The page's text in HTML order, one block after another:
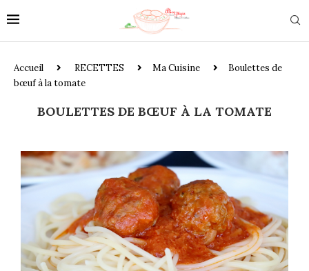
Accueil RECETTES Ma Cuisine
Boulettes de
bœuf à la tomate
BOULETTES DE BŒUF À LA TOMATE